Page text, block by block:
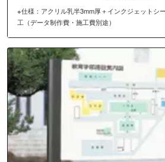
※仕様：アクリル乳半3mm厚＋インクジェットシ
工（データ制作費・施工費別途）